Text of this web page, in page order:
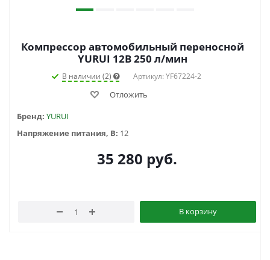
Компрессор автомобильный переносной
YURUI 12В 250 л/мин
В наличии (2) Артикул: YF67224-2
Отложить
Бренд: YURUI
Напряжение питания, В: 12
35 280 руб.
В корзину